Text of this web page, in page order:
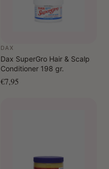
DAX
Dax SuperGro Hair & Scalp
Conditioner 198 gr.
€7,95